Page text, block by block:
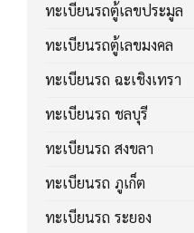
ทะเบียนรถตู้เลขประมูล
ทะเบียนรถตู้เลขมงคล
ทะเบียนรถ ฉะเชิงเทรา
ทะเบียนรถ ชลบุรี
ทะเบียนรถ สงขลา
ทะเบียนรถ ภูเก็ต
ทะเบียนรถ ระยอง